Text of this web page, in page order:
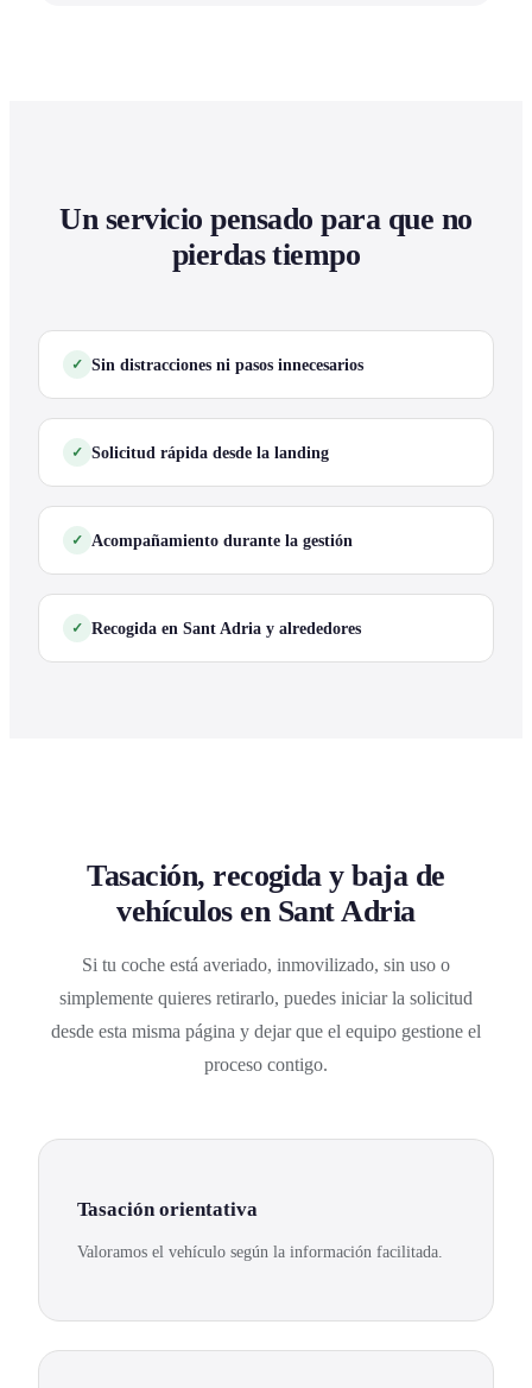
Un servicio pensado para que no
pierdas tiempo
Sin distracciones ni pasos innecesarios
Solicitud rápida desde la landing
Acompañamiento durante la gestión
Recogida en Sant Adria y alrededores
Tasación, recogida y baja de
vehículos en Sant Adria
Si tu coche está averiado, inmovilizado, sin uso o
simplemente quieres retirarlo, puedes iniciar la solicitud
desde esta misma página y dejar que el equipo gestione el
proceso contigo.
Tasación orientativa
Valoramos el vehículo según la información facilitada.